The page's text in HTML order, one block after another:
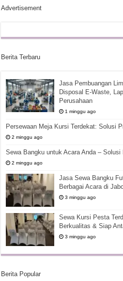
Advertisement
Berita Terbaru
Jasa Pembuangan
Disposal E-Waste,
Perusahaan
1 minggu ago
Persewaan Meja Kursi Terdekat: Solusi
2 minggu ago
Sewa Bangku untuk Acara Anda –
2 minggu ago
Jasa Sewa Bangku
Berbagai Acara di
3 minggu ago
Sewa Kursi Pesta
Berkualitas & Siap
3 minggu ago
Berita Popular